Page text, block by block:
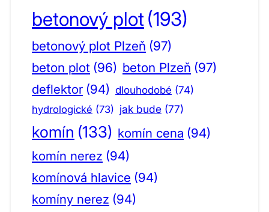
betonový plot (193)
betonový plot Plzeň (97)
beton plot (96) beton Plzeň (97)
deflektor (94) dlouhodobé (74)
hydrologické (73) jak bude (77)
komín (133) komín cena (94)
komín nerez (94)
komínová hlavice (94)
komíny nerez (94)